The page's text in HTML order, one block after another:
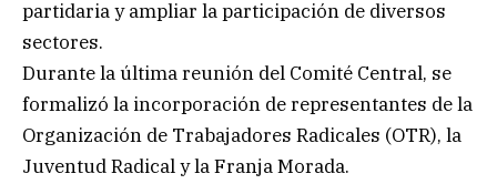
partidaria y ampliar la participación de diversos
sectores.
Durante la última reunión del Comité Central, se
formalizó la incorporación de representantes de la
Organización de Trabajadores Radicales (OTR), la
Juventud Radical y la Franja Morada.